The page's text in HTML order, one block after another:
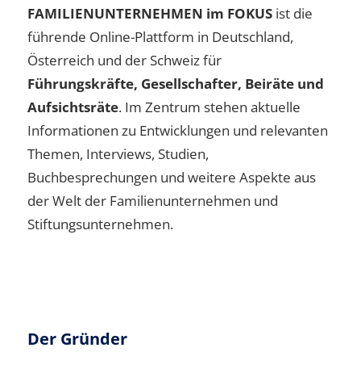
FAMILIENUNTERNEHMEN im FOKUS ist die
führende Online-Plattform in Deutschland,
Österreich und der Schweiz für
Führungskräfte, Gesellschafter, Beiräte und
Aufsichtsräte. Im Zentrum stehen aktuelle
Informationen zu Entwicklungen und relevanten
Themen, Interviews, Studien,
Buchbesprechungen und weitere Aspekte aus
der Welt der Familienunternehmen und
Stiftungsunternehmen.
Der Gründer